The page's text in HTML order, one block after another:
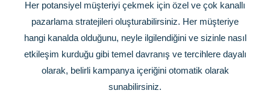
Her potansiyel müşteriyi çekmek için özel ve çok kanallı
pazarlama stratejileri oluşturabilirsiniz. Her müşteriye
hangi kanalda olduğunu, neyle ilgilendiğini ve sizinle nasıl
etkileşim kurduğu gibi temel davranış ve tercihlere dayalı
olarak, belirli kampanya içeriğini otomatik olarak
sunabilirsiniz.